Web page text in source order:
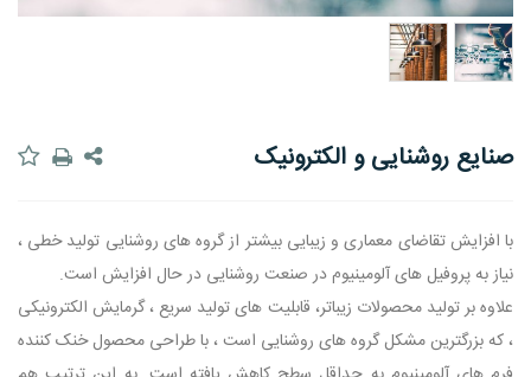
صنایع روشنایی و الکترونیک
با افزایش تقاضای معماری و زیبایی بیشتر از گروه های روشنایی تولید خطی ،
نیاز به پروفیل های آلومینیوم در صنعت روشنایی در حال افزایش است.
علاوه بر تولید محصولات زیباتر، قابلیت های تولید سریع ، گرمایش الکترونیکی
، که بزرگترین مشکل گروه های روشنایی است ، با طراحی محصول خنک کننده